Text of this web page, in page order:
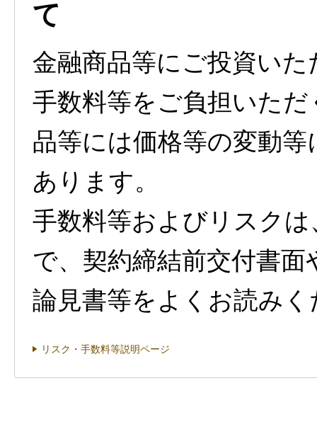
て
金融商品等にご投資い
手数料等をご負担いた
品等には価格等の変動
あります。
手数料等およびリスク
で、契約締結前交付書
論見書等をよくお読みく
リスク・手数料等説明ページ